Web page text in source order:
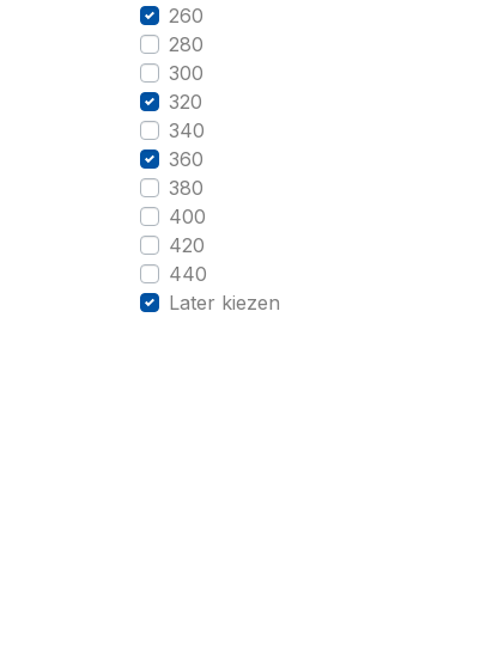
260
280
300
320
340
360
380
400
420
440
Later kiezen